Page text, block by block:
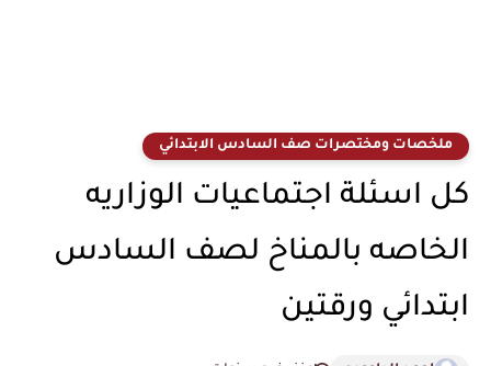
ملخصات ومختصرات صف السادس الابتدائي
كل اسئلة اجتماعيات الوزاريه
الخاصه بالمناخ لصف السادس
ابتدائي ورقتين